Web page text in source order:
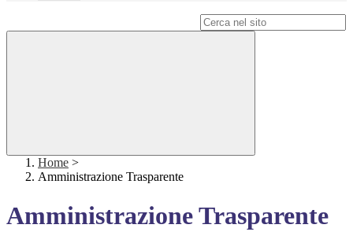
Home >
Amministrazione Trasparente
Amministrazione Trasparente